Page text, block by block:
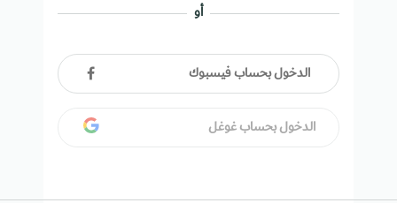
أو
الدخول بحساب فيسبوك
الدخول بحساب غوغل